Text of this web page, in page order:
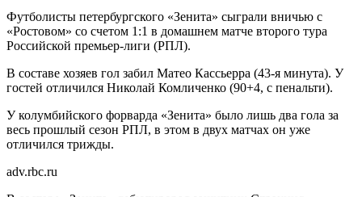
Футболисты петербургского «Зенита» сыграли вничью с
«Ростовом» со счетом 1:1 в домашнем матче второго тура
Российской премьер-лиги (РПЛ).
В составе хозяев гол забил Матео Кассьерра (43-я минута). У
гостей отличился Николай Комличенко (90+4, с пенальти).
У колумбийского форварда «Зенита» было лишь два гола за
весь прошлый сезон РПЛ, в этом в двух матчах он уже
отличился трижды.
adv.rbc.ru